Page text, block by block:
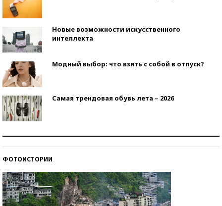
Новые возможности искусственного
интеллекта
Модный выбор: что взять с собой в отпуск?
Самая трендовая обувь лета – 2026
ФОТОИСТОРИИ